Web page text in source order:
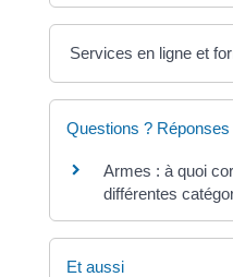
Services en ligne et
Questions ? Réponses
Armes : à quoi
différentes
Et aussi